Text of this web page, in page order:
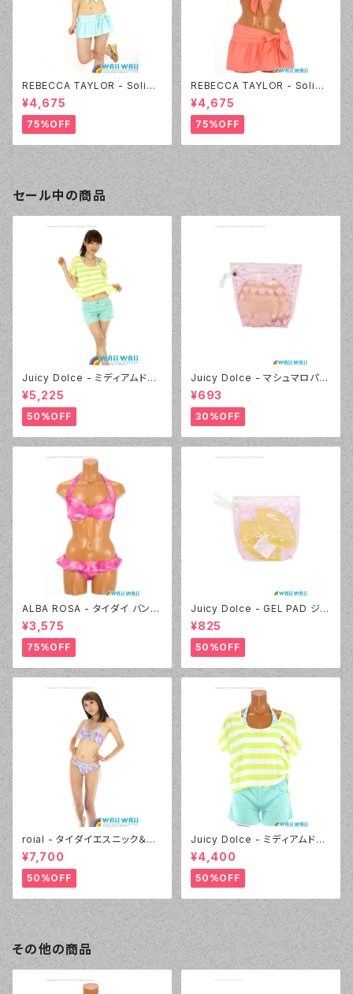
REBECCA TAYLOR - Solid
Rhinestone（14382 - 60:グ
リーン）
¥4,675
75%OFF
REBECCA TAYLOR - Solid
Rhinestone（14382 - 12:ピン
ク）
¥4,675
75%OFF
セール中の商品
Juicy Dolce - ミディアムドッ
ト（4412 - 60:グリーン）
¥5,225
50%OFF
Juicy Dolce - マシュマロパッ
ド（032 - 40:イエロー）
¥693
30%OFF
ALBA ROSA - タイダイ バンド
ゥ（14407 - 12:ピンク）
¥3,575
75%OFF
Juicy Dolce - GEL PAD ジェ
ルパッド（030 - 40:イエロー）
¥825
50%OFF
roial - タイダイエスニック＆デ
ニムプリント（24405 - 80:パー
プル）
¥7,700
50%OFF
Juicy Dolce - ミディアムドッ
ト（3405 - 60:グリーン）
¥4,400
50%OFF
その他の商品